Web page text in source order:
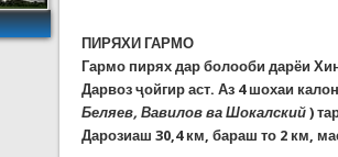
ПИРЯХИ ГАРМО
Гармо пирях дар болооби дарёи
Дарвоз ҷойгир аст. Аз 4 шохаи
Беляев, Вавилов ва Шокалский)
Дарозиаш 30,4 км, бараш то 2 км,